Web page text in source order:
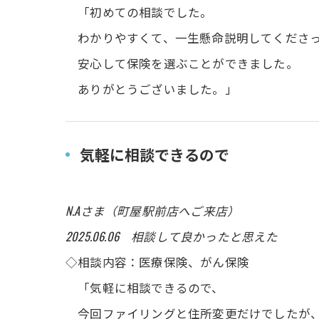
「初めての相談でした。
わかりやすくて、一生懸命説明してくださっ
安心して保険を選ぶことができました。
ありがとうございました。」
気軽に相談できるので
N.Aさま（町屋駅前店へご来店）
2025.06.06 相談して良かったと思えた
◇相談内容：医療保険、がん保険
「気軽に相談できるので、
今回ファイリングと住所変更だけでしたが、